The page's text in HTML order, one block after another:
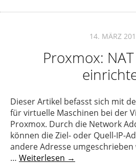
14. MÄRZ
Proxmox:
Dieser Artikel befasst sich mit
für virtuelle Maschinen bei der
Proxmox. Durch die Network
können die Ziel- oder Quell-IP-
andere Adresse umgeschrieben
… Weiterlesen →